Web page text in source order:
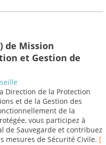
de Mission
et Gestion de
Direction de la Protection
et de la Gestion des
de la
vous participez à
de Sauvegarde et contribuez
mesures de Sécurité Civile. [